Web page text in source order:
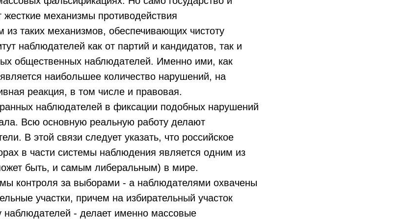
механизмы противодействия
таких механизмов, обеспечивающих чистоту
наблюдателей как от партий и кандидатов, так и
общественных наблюдателей. Именно ими, как
наибольшее количество нарушений, на
реакция, в том числе и правовая.
наблюдателей в фиксации подобных нарушений
Всю основную реальную работу делают
В этой связи следует указать, что российское
в части системы наблюдения является одним из
быть, и самым либеральным) в мире.
контроля за выборами - а наблюдателями охвачены
участки, причем на избирательный участок
наблюдателей - делает именно массовые